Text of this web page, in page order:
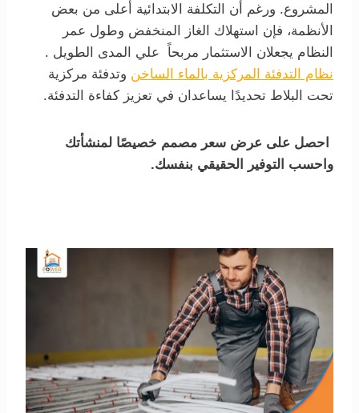
المشروع. ورغم أن التكلفة الابتدائية أعلى من بعض
الأنظمة، فإن استهلاك الغاز المنخفض وطول عمر
النظام يجعلان الاستثمار مربحاً علي المدى الطويل .
نظام التدفئة المركزية بالماء الساخن وتدفئة مركزية
تحت البلاط تحديدًا يساعدان في تعزيز كفاءة التدفئة.
احصل على عرض سعر مصمم خصيصًا لمنشأتك
واحسب التوفير الحقيقي بنفسك.